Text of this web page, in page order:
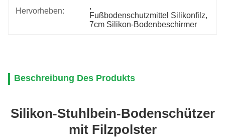
Hervorheben:
,
Fußbodenschutzmittel Silikonfilz
7cm Silikon-Bodenbeschirmer
Beschreibung Des Produkts
Silikon-Stuhlbein-Bodenschützer
mit Filzpolster